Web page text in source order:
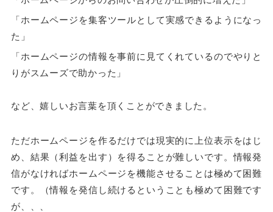
「ホームページを集客ツールとして実感できるようになっ
た」
「ホームページの情報を事前に見てくれているのでやりと
りがスムーズで助かった」
など、嬉しいお言葉を頂くことができました。
ただホームページ を作るだけでは現実的に上位表示をはじ
め、結果（利益を出す）を得ることが難しいです。情報発
信がなければホームページ を機能させることは極めて困難
です。（情報を発信し続けるということも極めて困難です
が、、、